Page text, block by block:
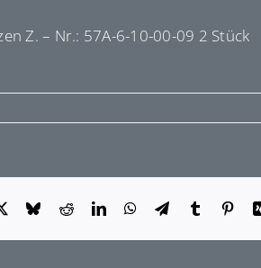
Z. – Nr.: 57A-6-10-00-09 2 Stück
BlueskyRedditLinkedInWhatsApp
TelegramTumblr